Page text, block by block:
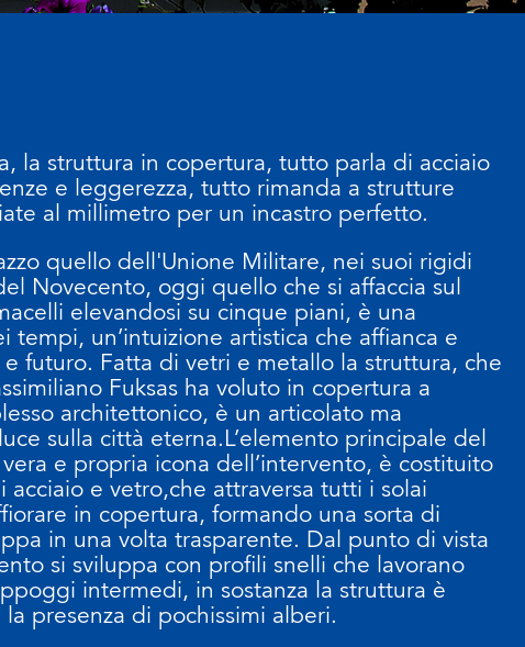
la struttura in copertura, tutto parla di acciaio
e leggerezza, tutto rimanda a strutture
al millimetro per un incastro perfetto.
quello dell'Unione Militare, nei suoi rigidi
Novecento, oggi quello che si affaccia sul
elevandosi su cinque piani, è una
tempi, un’intuizione artistica che affianca e
futuro. Fatta di vetri e metallo la struttura, che
Fuksas ha voluto in copertura a
architettonico, è un articolato ma
sulla città eterna.L’elemento principale del
e propria icona dell’intervento, è costituito
acciaio e vetro,che attraversa tutti i solai
in copertura, formando una sorta di
in una volta trasparente. Dal punto di vista
si sviluppa con profili snelli che lavorano
intermedi, in sostanza la struttura è
presenza di pochissimi alberi.